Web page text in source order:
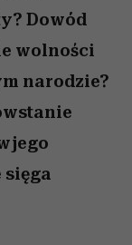
Dowód
wolności
narodzie?
jego
sięga